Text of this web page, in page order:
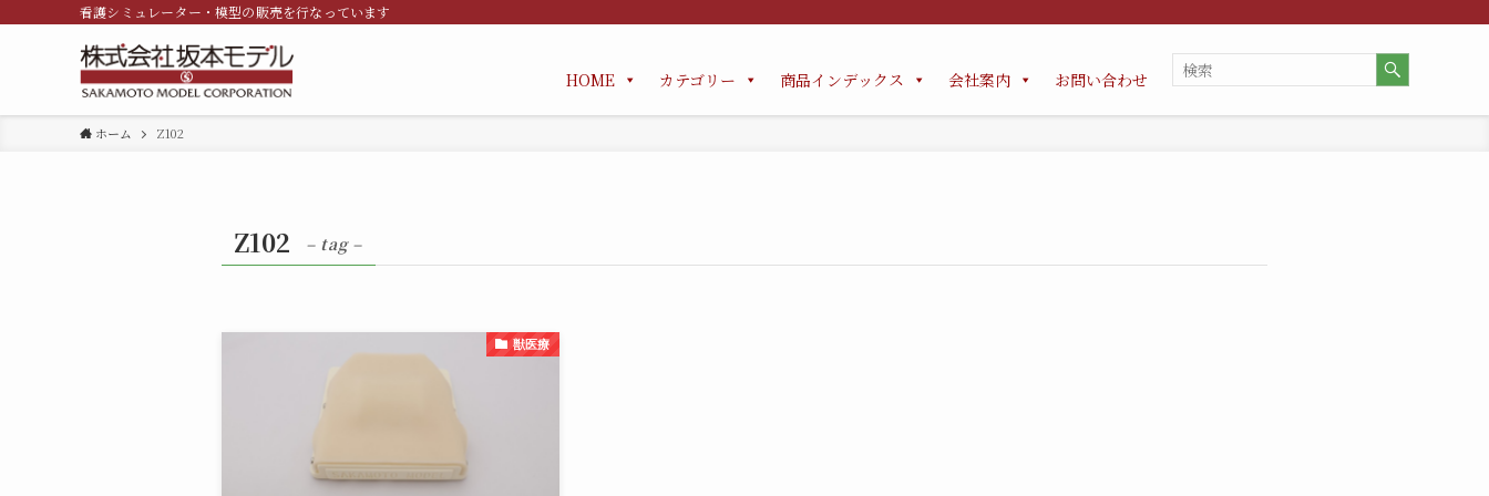
看護シミュレーター・模型の販売を行なっています
HOME カテゴリー 商品インデックス 会社案内 お問い合わせ
ホーム Z102
Z102 – tag –
獣医療